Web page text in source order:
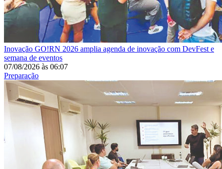
Inovação GO!RN 2026 amplia agenda de inovação com DevFest e
semana de eventos
07/08/2026 às 06:07
Preparação